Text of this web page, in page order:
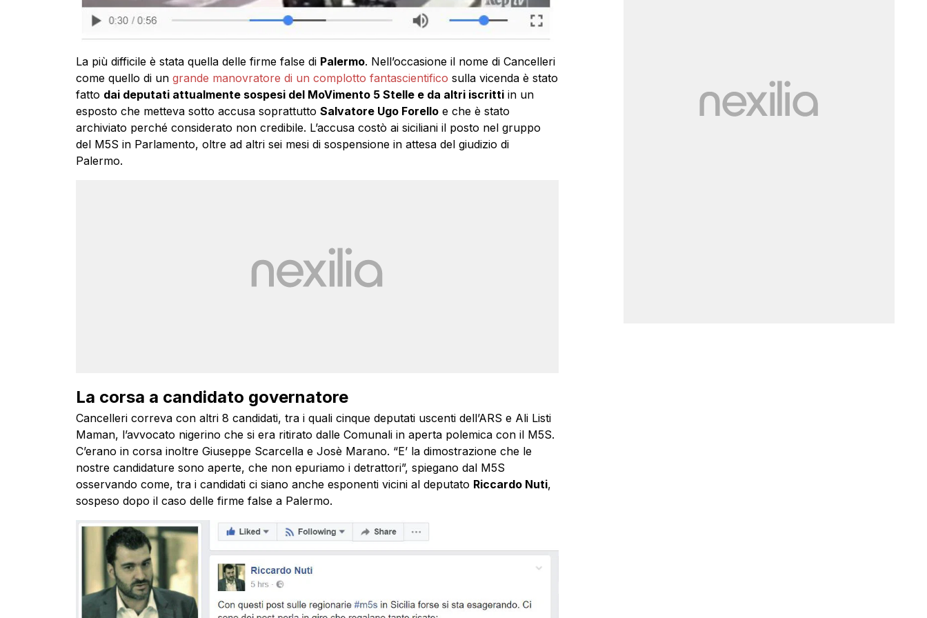
La più difficile è stata quella delle firme false di Palermo. Nell’occasione il nome di Cancelleri
come quello di un grande manovratore di un complotto fantascientifico sulla vicenda è stato
fatto dai deputati attualmente sospesi del MoVimento 5 Stelle e da altri iscrittiin un
esposto che metteva sotto accusa soprattutto Salvatore Ugo Forelloe che è stato
archiviato perché considerato non credibile. L’accusa costò ai siciliani il posto nel gruppo
del M5S in Parlamento, oltre ad altri sei mesi di sospensione in attesa del giudizio di
Palermo.
La corsa a candidato governatore
Cancelleri correva con altri 8 candidati, tra i quali cinque deputati uscenti dell’ARS e Ali Listi
Maman, l’avvocato nigerino che si era ritirato dalle Comunali in aperta polemica con il M5S.
C’erano in corsa inoltre Giuseppe Scarcella e Josè Marano. “E’ la dimostrazione che le
nostre candidature sono aperte, che non epuriamo i detrattori”, spiegano dal M5S
osservando come, tra i candidati ci siano anche esponenti vicini al deputato Riccardo Nuti,
sospeso dopo il caso delle firme false a Palermo.